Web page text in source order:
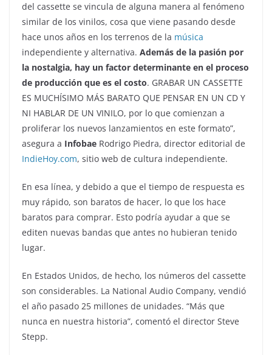
del cassette se vincula de alguna manera al fenómeno
similar de los vinilos, cosa que viene pasando desde
hace unos años en los terrenos de la música
independiente y alternativa. Además de la pasión por
la nostalgia, hay un factor determinante en el proceso
de producción que es el costo. GRABAR UN CASSETTE
ES MUCHÍSIMO MÁS BARATO QUE PENSAR EN UN CD Y
NI HABLAR DE UN VINILO, por lo que comienzan a
proliferar los nuevos lanzamientos en este formato”,
asegura a Infobae Rodrigo Piedra, director editorial de
IndieHoy.com, sitio web de cultura independiente.
En esa línea, y debido a que el tiempo de respuesta es
muy rápido, son baratos de hacer, lo que los hace
baratos para comprar. Esto podría ayudar a que se
editen nuevas bandas que antes no hubieran tenido
lugar.
En Estados Unidos, de hecho, los números del cassette
son considerables. La National Audio Company, vendió
el año pasado 25 millones de unidades. “Más que
nunca en nuestra historia”, comentó el director Steve
Stepp.